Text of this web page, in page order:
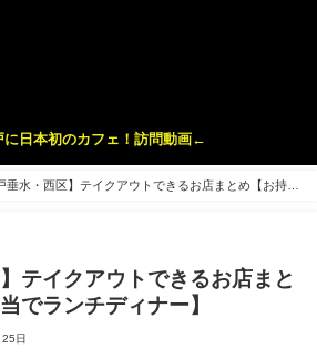
に日本初のカフェ！訪問動画←
垂水・西区】テイクアウトできるお店まとめ【お持ち
テイクアウトできるお店まと
でランチディナー】
日